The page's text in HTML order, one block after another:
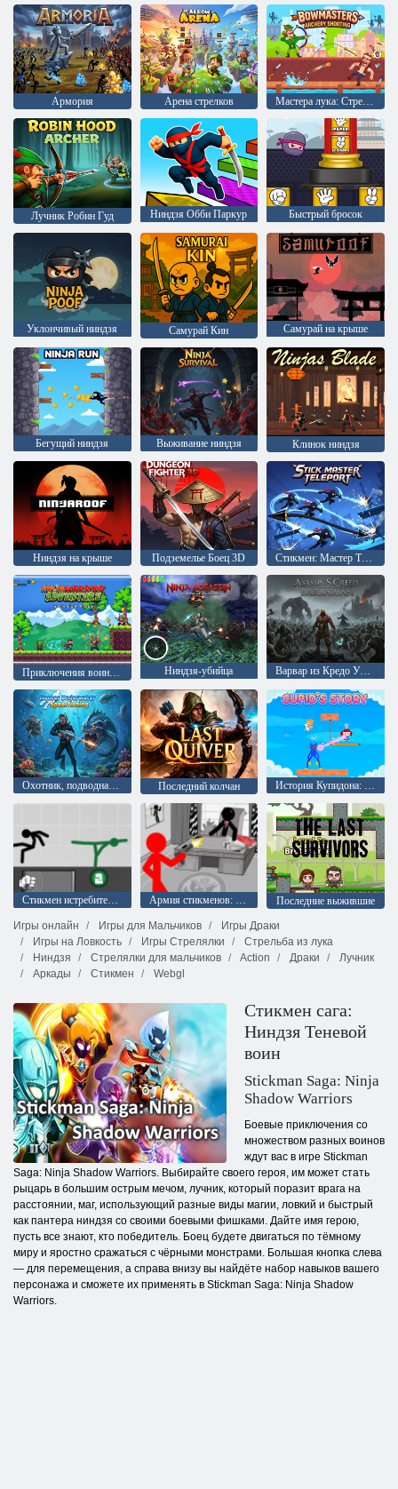
Армория Арена стрелков Мастера лука: Стрельба из лука от
Лучник Робин Гуд Ниндзя Обби Паркур Быстрый бросок
Уклончивый ниндзя Самурай Кин Самурай на крыше
Бегущий ниндзя Выживание ниндзя Клинок ниндзя
Ниндзя на крыше Подземелье Боец 3D Стикмен: Мастер Телепортации
Ниндзя-убийца Варвар из Кредо Убийцы
Охотник, подводная подводная охота Последний колчан История Купидона: Лук любовного лучника
Стикмен истребитель: Эпическая битва Армия стикменов: Оборона
Последние выжившие
Игры онлайн
Игры для Мальчиков
Игры Драки
Игры на Ловкость
Игры Стрелялки
Стрельба из лука
Ниндзя
Стрелялки для мальчиков Action Драки
Лучник
Аркады
Стикмен Webgl
Стикмен сага:
Ниндзя Теневой
воин
Stickman Saga: Ninja
Shadow Warriors
Боевые приключения со
множеством разных воинов
ждут вас в игре Stickman
Saga: Ninja Shadow Warriors. Выбирайте своего героя, им может стать
рыцарь в большим острым мечом, лучник, который поразит врага на
расстоянии, маг, использующий разные виды магии, ловкий и быстрый
как пантера ниндзя со своими боевыми фишками. Дайте имя герою,
пусть все знают, кто победитель. Боец будете двигаться по тёмному
миру и яростно сражаться с чёрными монстрами. Большая кнопка слева
— для перемещения, а справа внизу вы найдёте набор навыков вашего
персонажа и сможете их применять в Stickman Saga: Ninja Shadow
Warriors.